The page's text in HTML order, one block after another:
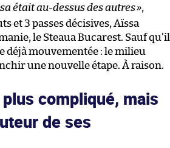
était au-dessus des autres»,
et 3 passes décisives, Aïssa
le Steaua Bucarest. Sauf qu’il
mouvementée : le milieu
une nouvelle étape. À raison.
compliqué, mais
de ses